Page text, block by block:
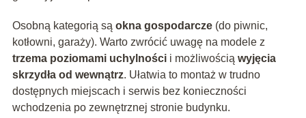
Osobną kategorią są okna gospodarcze(do piwnic,
kotłowni, garaży). Warto zwrócić uwagę na modele z
trzema poziomami uchylnościi możliwością wyjęcia
skrzydła od wewnątrz. Ułatwia to montaż w trudno
dostępnych miejscach i serwis bez konieczności
wchodzenia po zewnętrznej stronie budynku.